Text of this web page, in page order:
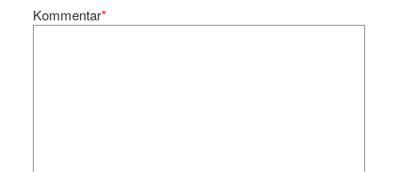
Kommentar*